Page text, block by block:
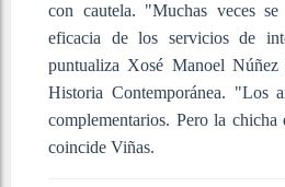
con cautela. "Muchas veces
eficacia de los servicios de
puntualiza Xosé Manoel Núñez
Historia Contemporánea. "Los
complementarios. Pero la chicha
coincide Viñas.